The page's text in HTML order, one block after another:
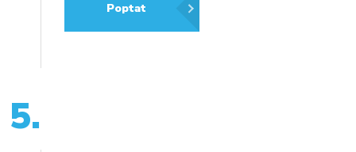
Poptat
5.